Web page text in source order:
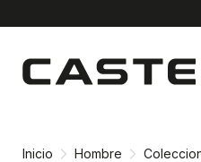
contenido
Inicio Hombre